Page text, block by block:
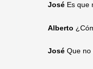
José Es que
Alberto
José Que no